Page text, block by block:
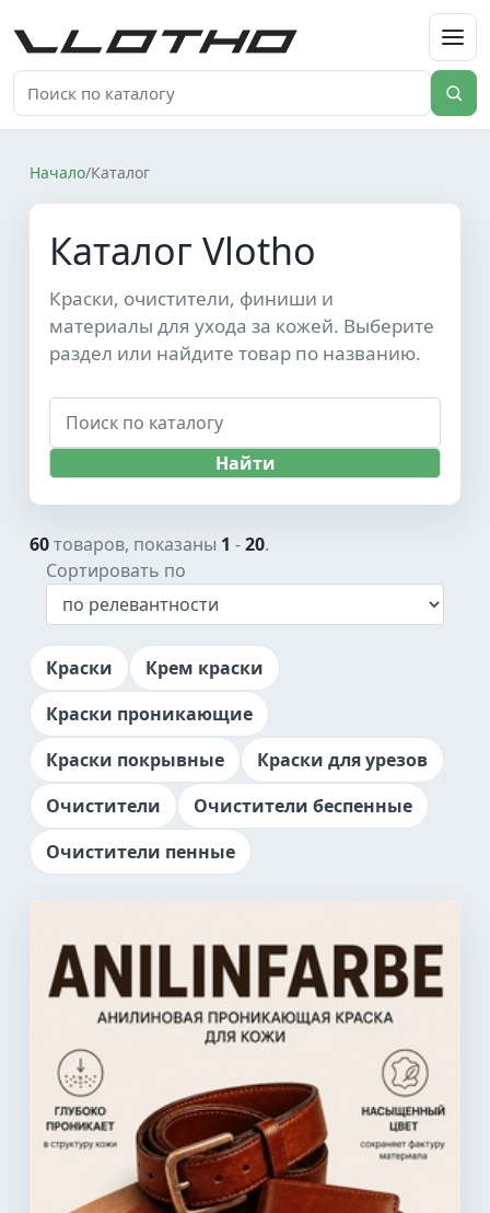
VLOTHO
Начало/Каталог
Каталог Vlotho
Краски, очистители, финиши и
материалы для ухода за кожей. Выберите
раздел или найдите товар по названию.
Найти
60товаров, показаны 1 -20.
Сортировать по
Краски
Крем краски
Краски проникающие
Краски покрывные
Краски для урезов
Очистители
Очистители беспенные
Очистители пенные